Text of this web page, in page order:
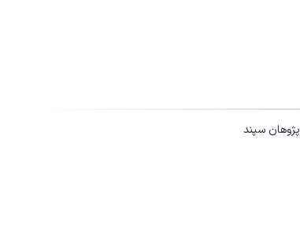
پژوهان سپند